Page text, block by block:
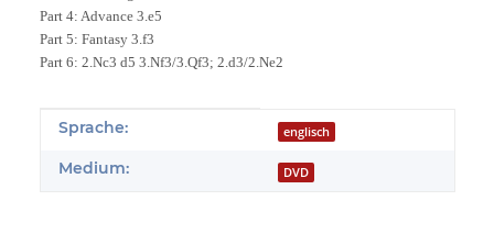
Part 4: Advance 3.e5
Part 5: Fantasy 3.f3
Part 6: 2.Nc3 d5 3.Nf3/3.Qf3; 2.d3/2.Ne2
Produkteigenschaft
Wert
Sprache: englisch
Medium: DVD